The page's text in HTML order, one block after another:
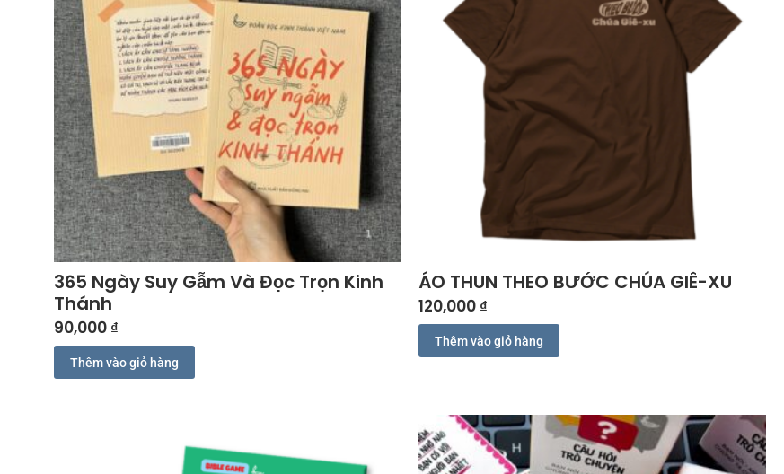
365 Ngày Suy Gẫm Và Đọc Trọn Kinh
Thánh
90,000 ₫
Thêm vào giỏ hàng
ÁO THUN THEO BƯỚC CHÚA GIÊ-XU
120,000 ₫
Thêm vào giỏ hàng